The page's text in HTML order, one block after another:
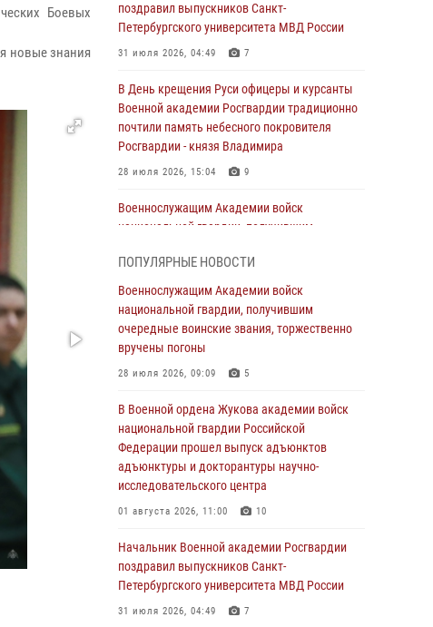
Боевых
новые знания
поздравил выпускников Санкт-
Петербургского университета МВД России
31 июля 2026, 04:49 7
В День крещения Руси офицеры и курсанты
Военной академии Росгвардии традиционно
почтили память небесного покровителя
Росгвардии - князя Владимира
28 июля 2026, 15:04 9
Военнослужащим Академии войск
национальной гвардии, получившим
вручены погоны
28 июля 2026, 09:09 5
В Военной академии Росгвардии оглашены
итоги абитуриентских сборов 2026 года
27 июля 2026, 14:49 7
Военная академия информирует!
23 июля 2026, 04:51
Курсант Военной академии войск
национальной гвардии принял участие в
профориентационной встрече в Иверском
22 июля 2026, 09:41 6
Мастер‑класс по стрельбе: точность, тактика,
профессионализм
ПОПУЛЯРНЫЕ НОВОСТИ
Военнослужащим Академии войск
национальной гвардии, получившим
очередные воинские звания, торжественно
вручены погоны
28 июля 2026, 09:09 5
В Военной ордена Жукова академии войск
национальной гвардии Российской
Федерации прошел выпуск адъюнктов
адъюнктуры и докторантуры научно-
исследовательского центра
01 августа 2026, 11:00 10
Начальник Военной академии Росгвардии
поздравил выпускников Санкт-
Петербургского университета МВД России
31 июля 2026, 04:49 7